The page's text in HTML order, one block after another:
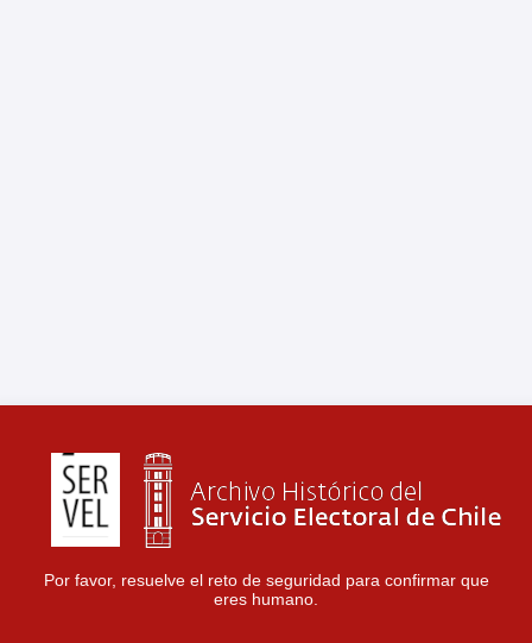
Por favor, resuelve el reto de seguridad para confirmar que
eres humano.